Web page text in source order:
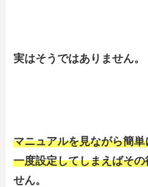
実はそうではありません。
マニュアルを見ながら簡
一度設定してしまえばそ
せん。